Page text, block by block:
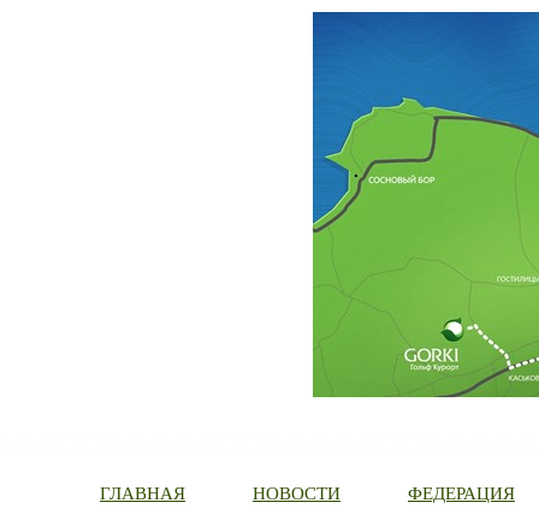
ГЛАВНАЯ НОВОСТИ ФЕДЕРАЦИЯ